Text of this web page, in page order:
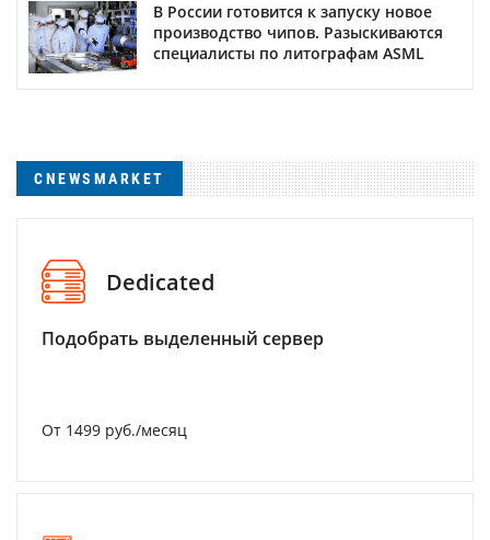
В России готовится к запуску новое
производство чипов. Разыскиваются
специалисты по литографам ASML
CNEWSMARKET
Dedicated
Подобрать выделенный сервер
От 1499 руб./месяц